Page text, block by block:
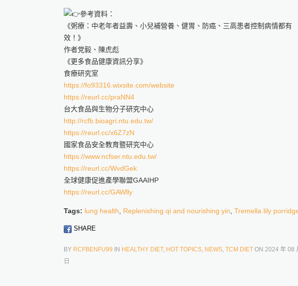
參考資料：
《粥療：中老年者益壽、小兒補營養、健胃、防癌、三高患者控制病情都有
效！》
作者党毅、陳虎彪
《更多食品健康資訊分享》
食療研究室
https://fo93316.wixsite.com/website
https://reurl.cc/praNN4
台大食品與生物分子研究中心
http://rcfb.bioagri.ntu.edu.tw/
https://reurl.cc/x6Z7zN
國家食品安全教育暨研究中心
https://www.ncfser.ntu.edu.tw/
https://reurl.cc/WvdGek
全球健康促進產學聯盟GAAIHP
https://reurl.cc/GAWlly
Tags: lung health, Replenishing qi and nourishing yin, Tremella lily
SHARE
BY RCFBENFU99 IN HEALTHY DIET, HOT TOPICS, NEWS, TCM DIET ON 2024 年 08
日